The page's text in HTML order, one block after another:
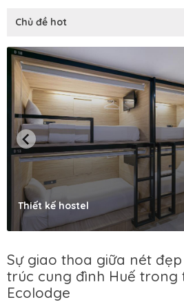
Chủ đề hot
Thiết kế hostel
Sự giao thoa giữa nét
trúc cung đình Huế trong
Ecolodge